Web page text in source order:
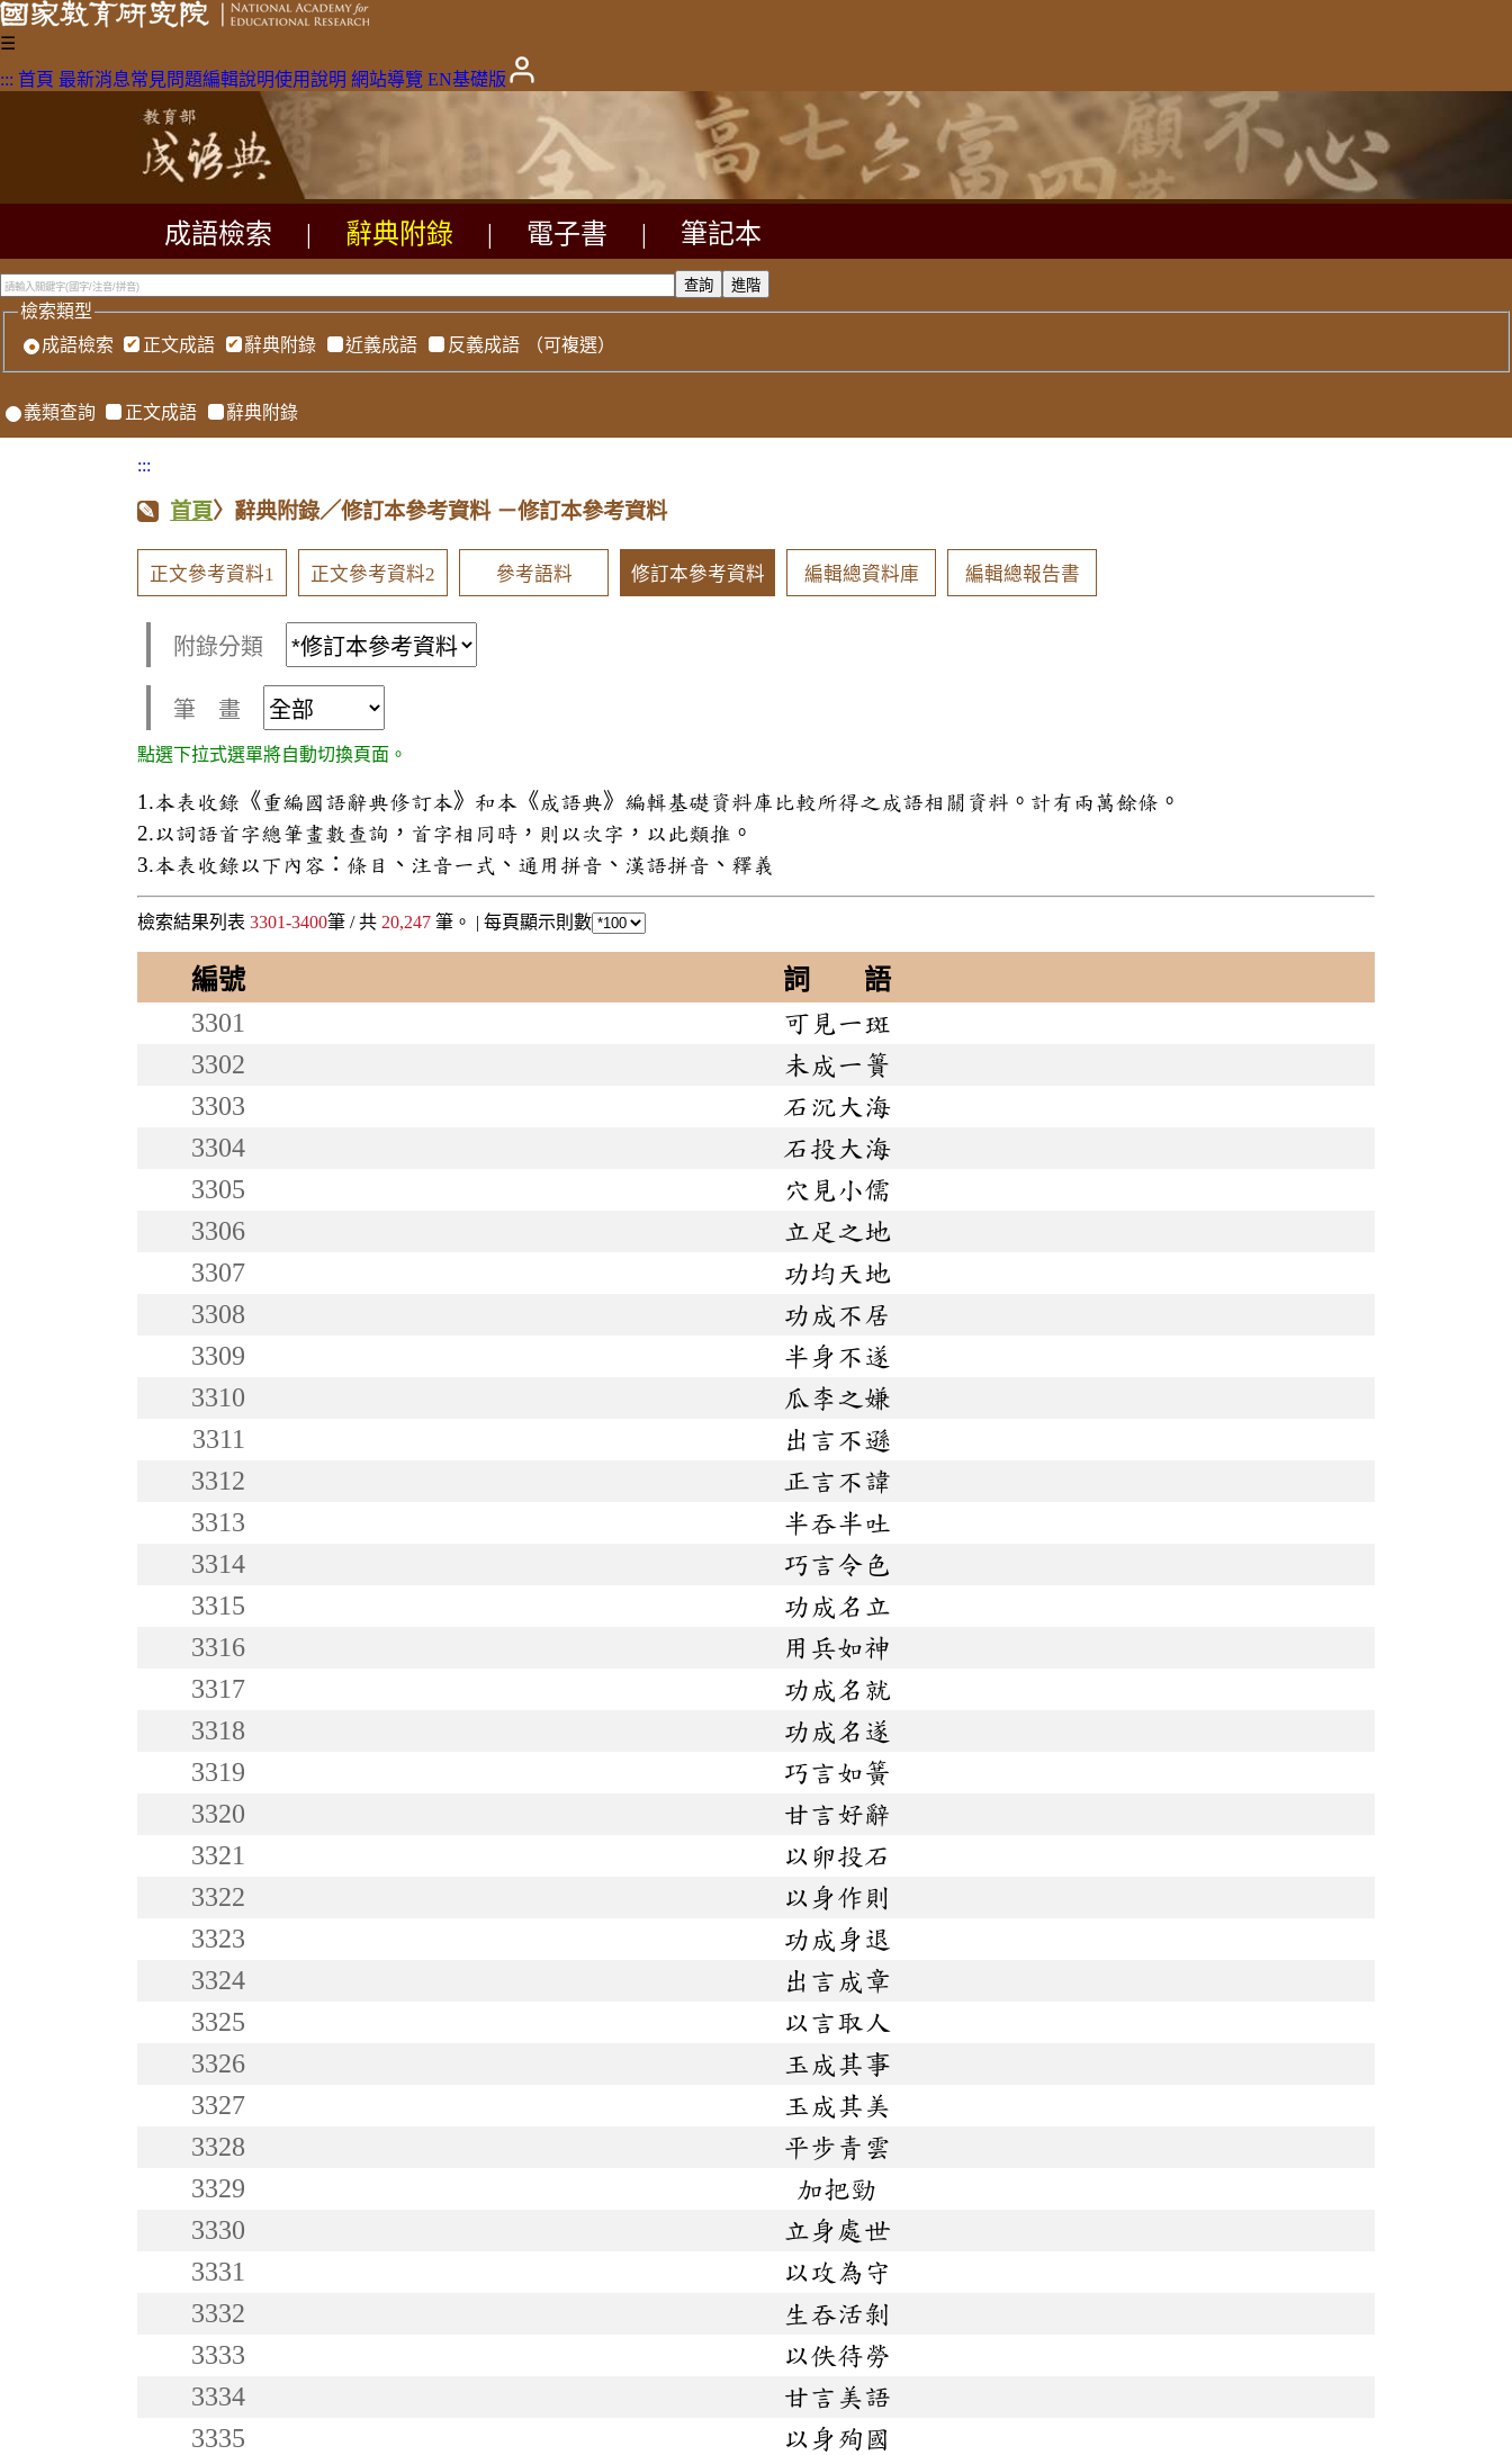
☰
::: 首頁 最新消息常見問題編輯說明使用說明 網站導覽 EN基礎版
成語檢索 辭典附錄 電子書 筆記本
檢索類型
成語檢索
正文成語 辭典附錄 近義成語 反義成語 （可複選）
義類查詢 正文成語 辭典附錄
:::
首頁〉辭典附錄／修訂本參考資料 －修訂本參考資料
正文參考資料1 正文參考資料2 參考語料 修訂本參考資料 編輯總資料庫 編輯總報告書
附錄分類
筆 畫
點選下拉式選單將自動切換頁面。
1.本表收錄《重編國語辭典修訂本》和本《成語典》編輯基礎資料庫比較所得之成語相關資料。計有兩萬餘條。
2.以詞語首字總筆畫數查詢，首字相同時，則以次字，以此類推。
3.本表收錄以下內容：條目、注音一式、通用拼音、漢語拼音、釋義
檢索結果列表 3301-3400筆 / 共 20,247 筆。 | 每頁顯示則數
編號
詞 語
3301
可見一斑
3302
未成一簣
3303
石沉大海
3304
石投大海
3305
穴見小儒
3306
立足之地
3307
功均天地
3308
功成不居
3309
半身不遂
3310
瓜李之嫌
3311
出言不遜
3312
正言不諱
3313
半吞半吐
3314
巧言令色
3315
功成名立
3316
用兵如神
3317
功成名就
3318
功成名遂
3319
巧言如簧
3320
甘言好辭
3321
以卵投石
3322
以身作則
3323
功成身退
3324
出言成章
3325
以言取人
3326
玉成其事
3327
玉成其美
3328
平步青雲
3329
加把勁
3330
立身處世
3331
以攻為守
3332
生吞活剝
3333
以佚待勞
3334
甘言美語
3335
以身殉國